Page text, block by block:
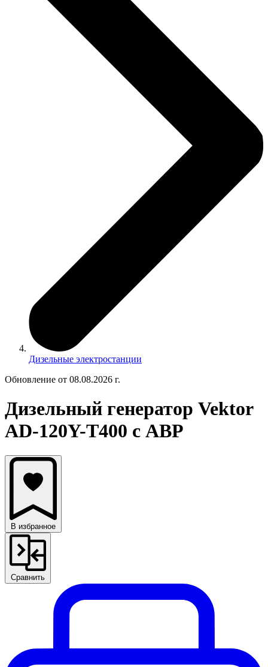
Дизельные электростанции
Обновление от 08.08.2026 г.
Дизельный генератор Vektor
AD-120Y-T400 с АВР
В избранное
Сравнить